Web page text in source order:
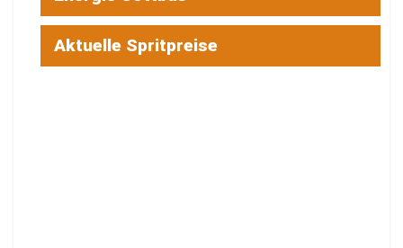
Aktuelle Spritpreise